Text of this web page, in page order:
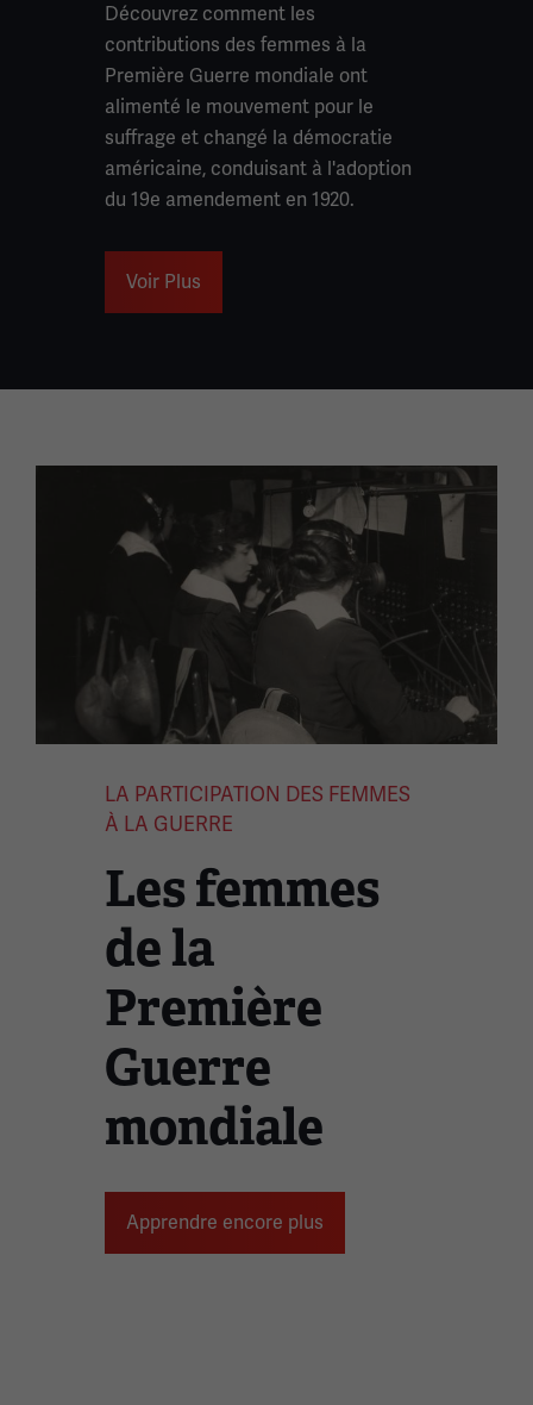
Découvrez comment les
contributions des femmes à la
Première Guerre mondiale ont
alimenté le mouvement pour le
suffrage et changé la démocratie
américaine, conduisant à l'adoption
du 19e amendement en 1920.
Voir Plus
LA PARTICIPATION DES FEMMES
À LA GUERRE
Les femmes
de la
Première
Guerre
mondiale
Apprendre encore plus